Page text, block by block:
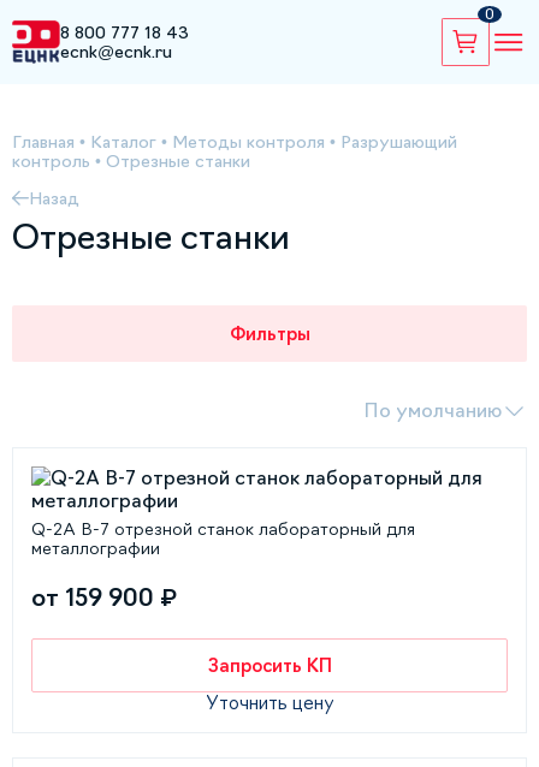
8 800 777 18 43
ecnk@ecnk.ru
0
Главная • Каталог • Методы контроля • Разрушающий
контроль • Отрезные станки
Назад
Отрезные станки
Фильтры
По умолчанию
Q-2A В-7 отрезной станок лабораторный для
металлографии
от 159 900 ₽
Запросить КП
Уточнить цену